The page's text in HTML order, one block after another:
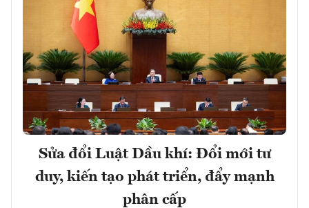
Sửa đổi Luật Dầu khí: Đổi mới tư
duy, kiến tạo phát triển, đẩy mạnh
phân cấp